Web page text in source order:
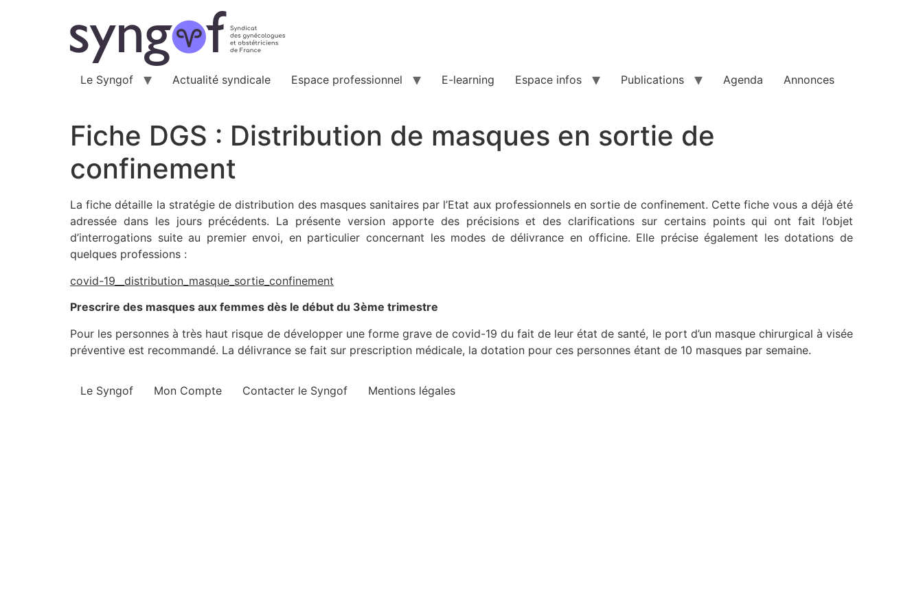
Le Syngof Actualité syndicale Espace professionnel E-learning Espace infos Publications Agenda Annonces
Fiche DGS : Distribution de masques en sortie de
confinement
La fiche détaille la stratégie de distribution des masques sanitaires par l’Etat aux professionnels en sortie de confinement. Cette fiche vous a déjà été
adressée dans les jours précédents. La présente version apporte des précisions et des clarifications sur certains points qui ont fait l’objet
d’interrogations suite au premier envoi, en particulier concernant les modes de délivrance en officine. Elle précise également les dotations de
quelques professions :
covid-19__distribution_masque_sortie_confinement
Prescrire des masques aux femmes dès le début du 3ème trimestre
Pour les personnes à très haut risque de développer une forme grave de covid-19 du fait de leur état de santé, le port d’un masque chirurgical à visée
préventive est recommandé. La délivrance se fait sur prescription médicale, la dotation pour ces personnes étant de 10 masques par semaine.
Le Syngof Mon Compte Contacter le Syngof Mentions légales